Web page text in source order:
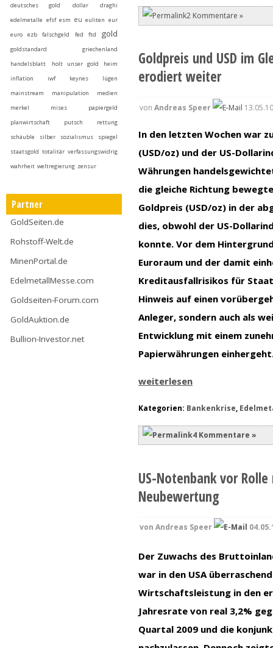
deutsches gold
dollar
draghi
edelmetalle efsf esm eu euliten eur
euro
ezb falschgeld fed ftd gold
goldstandard
griechenland
handelsblatt
holt unser gold heim
inflation
iwf keynes
lügen
mainstream
manipulation
medien
merkel
mises
papiergeld
planwirtschaft
putsch
rettung
schäuble
silber sozialismus
spiegel
staatsgold totalitär verfassungswidrig
wahrheit weltregierung zensur
Partner
GoldSeiten.de
Rohstoff-Welt.de
MinenPortal.de
EdelmetallMesse.com
Goldseiten-Forum.com
GoldAuktion.de
Bullion-Investor.net
2 Kommentare »
Goldpreis und USD im
erodiert weiter
von Andreas Speer
In den letzten Wochen war
(USD/oz) und der US-
Währungen
die gleiche Richtung
Goldpreis (USD/oz) in der
dies, obwohl der US-
konnte. Vor dem
Euroraum und der damit
Kreditausfallrisikos für
Hinweis auf einen
Anleger, sondern auch als
Entwicklung mit einem
Papierwährungen
weiterlesen
Kategorien: Bankenkrise,
4 Kommentare »
US-Notenbank vor
Neubewertung
von Andreas Speer
Der Zuwachs des
war in den USA
Wirtschaftsleistung in den
Jahresrate von real 3,2%
Quartal 2009 und die